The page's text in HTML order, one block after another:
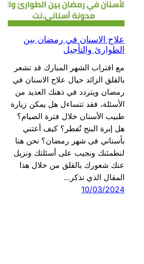
علاج الاسنان في رمضان بين
الطوارئ والتأجيل
مع اقتراب الشهر المبارك قد تشعر
بالقلق الزائد حيال علاج الاسنان في
رمضان ويتردد في ذهنك العديد من
الأسئلة، فقد تتساءل هل يمكن زيارة
طبيب الأسنان خلال فترة الصيام؟
هل إبرة البنج تُفطر؟ كيف أعتني
بأسناني فى شهر رمضان؟ نحن هنا
لنطمئنك ونجيب على أسئلتك ونزيل
عنك شعورك بالقلق من خلال هذا
المقال الذي نذكر…
10/03/2024